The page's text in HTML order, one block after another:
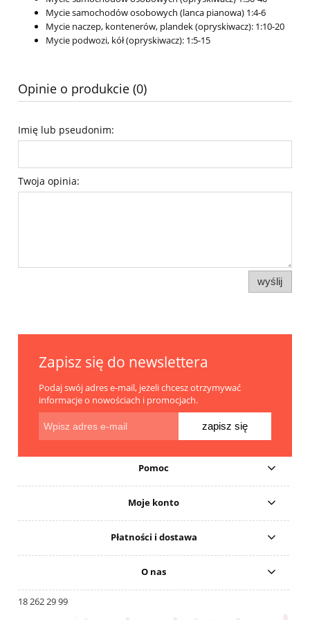
Mycie samochodów osobowych (lanca pianowa) 1:4-6
Mycie naczep, kontenerów, plandek (opryskiwacz): 1:10-20
Mycie podwozi, kół (opryskiwacz): 1:5-15
Opinie o produkcie (0)
Imię lub pseudonim:
Twoja opinia:
wyślij
Zapisz się do newslettera
Podaj swój adres e-mail, jeżeli chcesz otrzymywać
informacje o nowościach i promocjach.
zapisz się
Pomoc
Moje konto
Płatności i dostawa
O nas
18 262 29 99